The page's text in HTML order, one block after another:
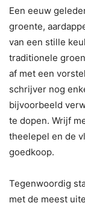
Een eeuw
groente,
van een stille
traditionele
af met een
schrijver nog
bijvoorbeeld
te dopen. Wrijf
theelepel en de
goedkoop.
Tegenwoordig
met de meest